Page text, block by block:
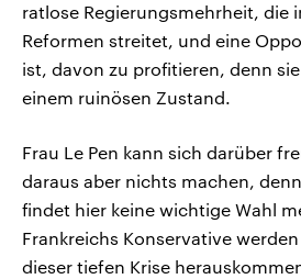
ratlose Regierungsmehrheit, die
Reformen streitet, und eine
ist, davon zu profitieren, denn
einem ruinösen Zustand.
Frau Le Pen kann sich darüber
daraus aber nichts machen,
findet hier keine wichtige Wahl
Frankreichs Konservative
dieser tiefen Krise